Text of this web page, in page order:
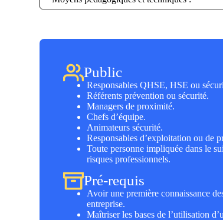
Public
Responsables QHSE, HSE ou
Référents prévention ou sécurité.
Managers de proximité.
Chefs d’équipe.
Animateurs sécurité.
Responsables d’exploitation ou de
Toute personne impliquée dans le
risques professionnels.
Pré-requis
Avoir une première connaissance
entreprise.
Maîtriser les bases de l’utilisation